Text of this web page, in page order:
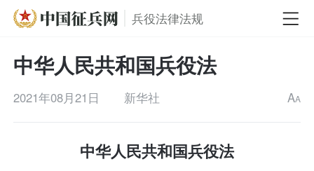
兵役法律法规
中华人民共和国兵役法
2021年08月21日 新华社 AA
中华人民共和国兵役法